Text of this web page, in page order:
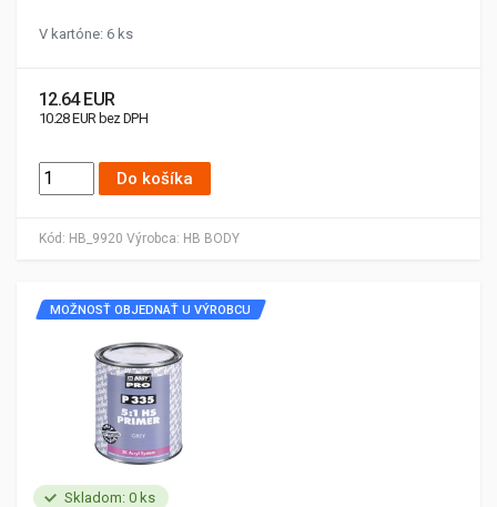
Kód: HB_9920 Výrobca: HB BODY
V kartóne: 6 ks
12.64 EUR
10.28 EUR bez DPH
Do košíka
Skladom: 0 ks
MOŽNOSŤ OBJEDNAŤ U VÝROBCU